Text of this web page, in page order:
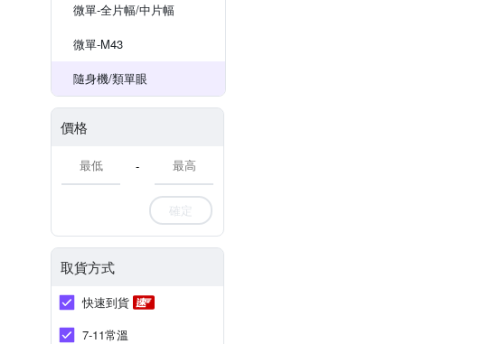
微單-全片幅/中片幅
微單-M43
隨身機/類單眼
價格
-
確定
取貨方式
快速到貨
7-11常溫